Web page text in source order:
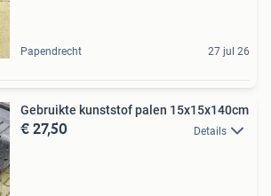
Papendrecht 27 jul 26
Gebruikte kunststof palen 15x15x140cm
€ 27,50 Details